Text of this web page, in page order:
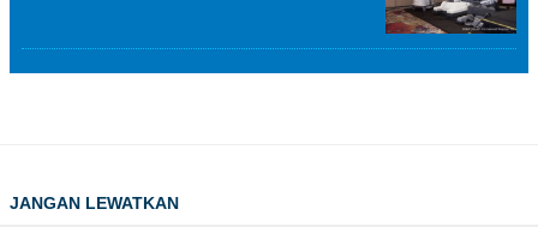
JANGAN LEWATKAN